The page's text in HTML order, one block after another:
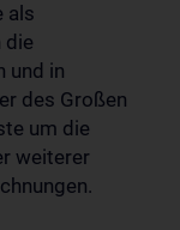
als
die
und in
des Großen
um die
weiterer